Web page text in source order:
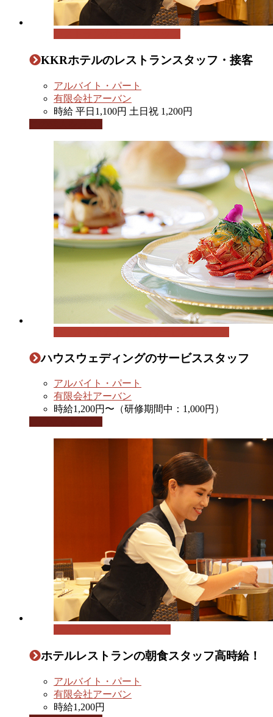
KKRホテルのレストランスタッフ・接客
アルバイト・パート
有限会社アーバン
時給 平日1,100円 土日祝 1,200円
ハウスウェディングのサービススタッフ
アルバイト・パート
有限会社アーバン
時給1,200円〜（研修期間中：1,000円）
ホテルレストランの朝食スタッフ高時給！
アルバイト・パート
有限会社アーバン
時給1,200円